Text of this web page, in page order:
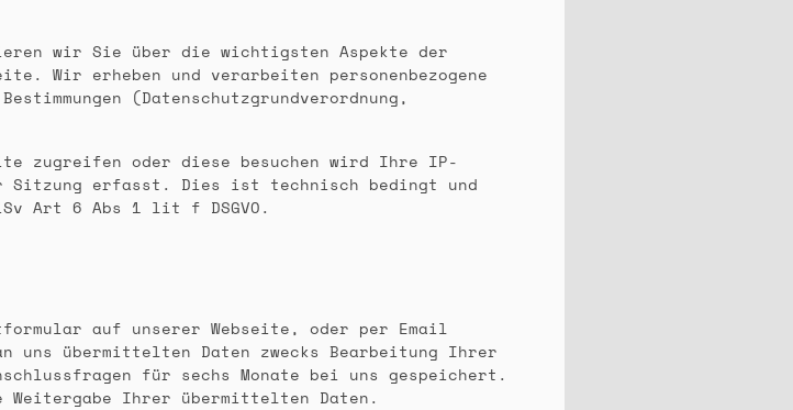
wir Sie über die wichtigsten Aspekte der
Wir erheben und verarbeiten personenbezogene
(Datenschutzgrundverordnung,
zugreifen oder diese besuchen wird Ihre IP-
Sitzung erfasst. Dies ist technisch bedingt und
Art 6 Abs 1 lit f DSGVO.
auf unserer Webseite, oder per Email
uns übermittelten Daten zwecks Bearbeitung Ihrer
für sechs Monate bei uns gespeichert.
Ihrer übermittelten Daten.